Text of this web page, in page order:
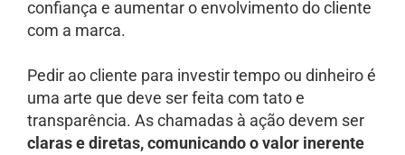
confiança e aumentar o envolvimento do cliente
com a marca.
Pedir ao cliente para investir tempo ou dinheiro é
uma arte que deve ser feita com tato e
transparência. As chamadas à ação devem ser
claras e diretas, comunicando o valor inerente